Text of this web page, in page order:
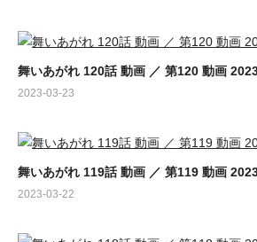
舞いあがれ 120話 動画 ／ 第120 動画
2023-03-23
舞いあがれ 119話 動画 ／ 第119 動画
2023-03-22